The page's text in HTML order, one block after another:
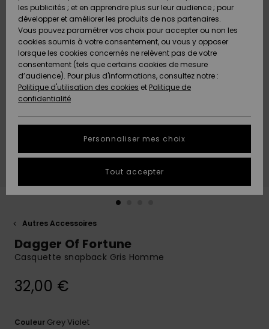
Snow
Nouveautés
A
Découvrir
Snow
Nouveautés
A
Découvrir
Communauté
A
Découvrir
Communauté
OUTLET
AIDE &
CONTACT
Cadeau
Quiksilver
Freedom
Protection
des
tailles
conversation
obtenir la
plus rapide
à votre
Trouvez
MAGASINS
QUIKSILVER
Autres Accessoires
Dagger Of Fortune
Casquette snapback Gris Homme
32,00 €
Couleur Grey Violet
les publicités ; et en apprendre plus sur leur audience ; pour
développer et améliorer les produits de nos partenaires.
Vous pouvez paramétrer vos choix pour accepter ou non les
cookies soumis à votre consentement, ou vous y opposer
lorsque les cookies concernés ne relèvent pas de votre
consentement (tels que certains cookies de mesure
d’audience). Pour plus d'informations, consultez notre :
Politique d'utilisation des cookies et Politique de
confidentialité
Personnaliser mes choix
Tout accepter